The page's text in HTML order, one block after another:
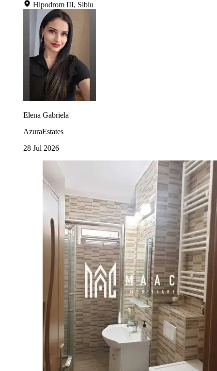
Hipodrom III, Sibiu
Elena Gabriela
AzuraEstates
28 Jul 2026